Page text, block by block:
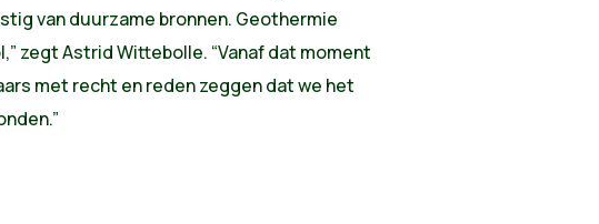
van duurzame bronnen. Geothermie
zegt Astrid Wittebolle. “Vanaf dat moment
met recht en reden zeggen dat we het